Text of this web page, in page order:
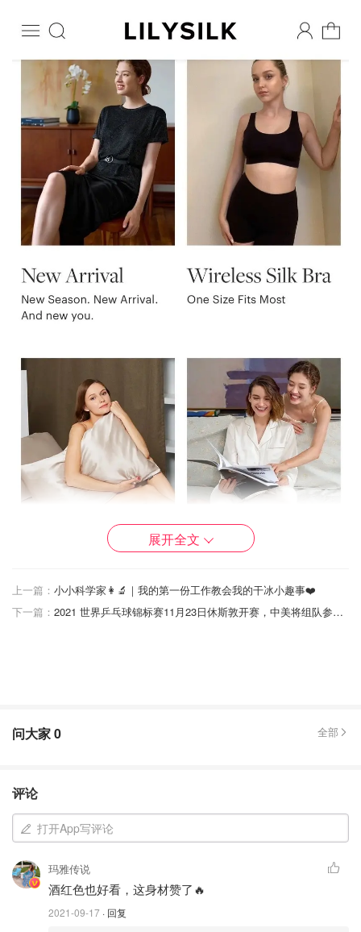
这次中间夹了节假日，感觉平时的话可能五天左右就可以收
展开全文
上一篇： 小小科学家👩‍🔬｜我的第一份工作教会我的干冰小趣事❤️
下一篇：
2021 世界乒乓球锦标赛11月23日休斯敦开赛，中美将组队参赛！| 购票渠道、赛事日程、历届获奖国家一览
问大家0 全部
评论
打开App写评论
玛雅传说
酒红色也好看，这身材赞了🔥
2021-09-17 · 回复